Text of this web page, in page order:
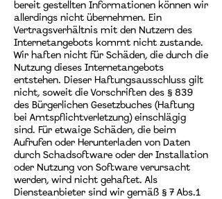
bereit gestellten Informationen können wir
allerdings nicht übernehmen. Ein
Vertragsverhältnis mit den Nutzern des
Internetangebots kommt nicht zustande.
Wir haften nicht für Schäden, die durch die
Nutzung dieses Internetangebots
entstehen. Dieser Haftungsausschluss gilt
nicht, soweit die Vorschriften des § 839
des Bürgerlichen Gesetzbuches (Haftung
bei Amtspflichtverletzung) einschlägig
sind. Für etwaige Schäden, die beim
Aufrufen oder Herunterladen von Daten
durch Schadsoftware oder der Installation
oder Nutzung von Software verursacht
werden, wird nicht gehaftet. Als
Diensteanbieter sind wir gemäß § 7 Abs.1